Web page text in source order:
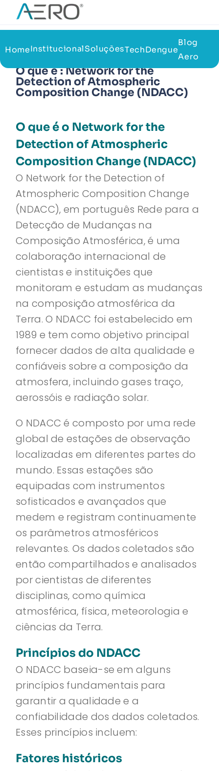
HomeInstitucionalSoluçõesTechDengue
Blog
Aero
08/08/2023
Voltar a página inicial do blog
O que é : Network for the
Detection of Atmospheric
Composition Change (NDACC)
O que é o Network for the
Detection of Atmospheric
Composition Change (NDACC)
O Network for the Detection of
Atmospheric Composition Change
(NDACC), em português Rede para a
Detecção de Mudanças na
Composição Atmosférica, é uma
colaboração internacional de
cientistas e instituições que
monitoram e estudam as mudanças
na composição atmosférica da
Terra. O NDACC foi estabelecido em
1989 e tem como objetivo principal
fornecer dados de alta qualidade e
confiáveis sobre a composição da
atmosfera, incluindo gases traço,
aerossóis e radiação solar.
O NDACC é composto por uma rede
global de estações de observação
localizadas em diferentes partes do
mundo. Essas estações são
equipadas com instrumentos
sofisticados e avançados que
medem e registram continuamente
os parâmetros atmosféricos
relevantes. Os dados coletados são
então compartilhados e analisados
por cientistas de diferentes
disciplinas, como química
atmosférica, física, meteorologia e
ciências da Terra.
Princípios do NDACC
O NDACC baseia-se em alguns
princípios fundamentais para
garantir a qualidade e a
confiabilidade dos dados coletados.
Esses princípios incluem:
Fatores históricos